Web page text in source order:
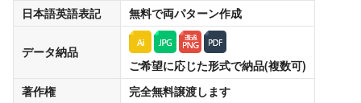
日本語英語表記
無料で両パターン作成
データ納品
ご希望に応じた形式で納品(複数可)
著作権
完全無料譲渡します